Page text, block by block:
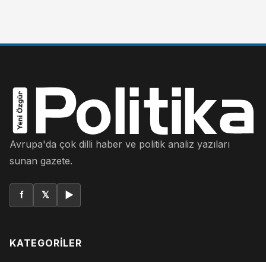
Avrupa'da çok dilli haber ve politik analiz yazıları
sunan gazete.
f 𝕏 ▶
KATEGORILER